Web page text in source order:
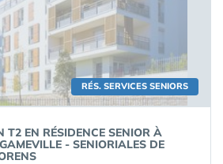
RÉS. SERVICES SENIORS
T2 EN RÉSIDENCE SENIOR À
- SENIORIALES DE